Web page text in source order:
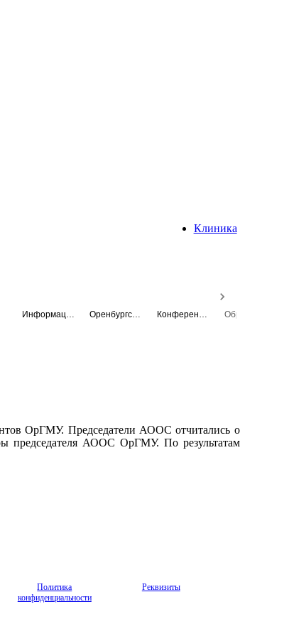
Клиника
ОрГМУ. Председатели АООС отчитались о
председателя АООС ОрГМУ. По результатам
Политика
конфиденциальности
Реквизиты